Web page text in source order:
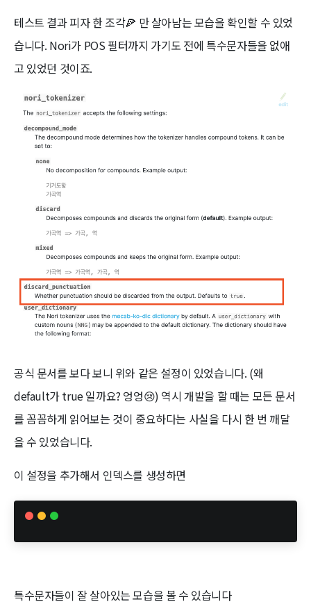
테스트 결과 피자 한 조각🍕 만 살아남는 모습을 확인할 수 있었
습니다. Nori가 POS 필터까지 가기도 전에 특수문자들을 없애
고 있었던 것이죠.
공식 문서를 보다 보니 위와 같은 설정이 있었습니다. (왜
default가 true 일까요? 엉엉😢) 역시 개발을 할 때는 모든 문서
를 꼼꼼하게 읽어보는 것이 중요하다는 사실을 다시 한 번 깨달
을 수 있었습니다.
이 설정을 추가해서 인덱스를 생성하면
특수문자들이 잘 살아있는 모습을 볼 수 있습니다